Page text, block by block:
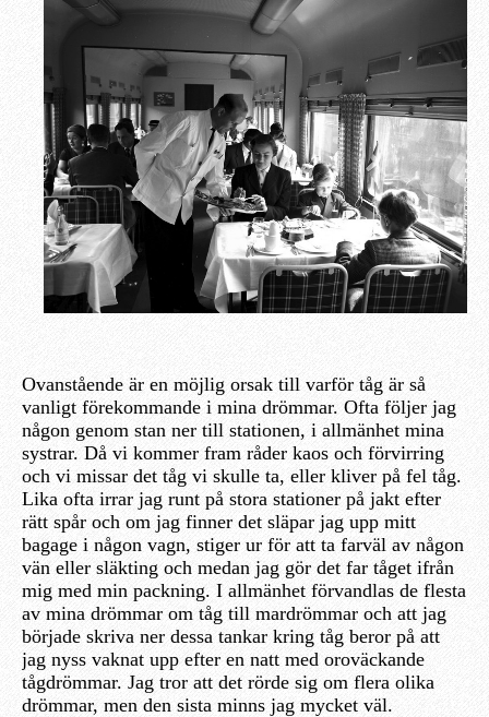
Ovanstående är en möjlig orsak till varför tåg är så
vanligt förekommande i mina drömmar. Ofta följer jag
någon genom stan ner till stationen, i allmänhet mina
systrar. Då vi kommer fram råder kaos och förvirring
och vi missar det tåg vi skulle ta, eller kliver på fel tåg.
Lika ofta irrar jag runt på stora stationer på jakt efter
rätt spår och om jag finner det släpar jag upp mitt
bagage i någon vagn, stiger ur för att ta farväl av någon
vän eller släkting och medan jag gör det far tåget ifrån
mig med min packning. I allmänhet förvandlas de flesta
av mina drömmar om tåg till mardrömmar och att jag
började skriva ner dessa tankar kring tåg beror på att
jag nyss vaknat upp efter en natt med oroväckande
tågdrömmar. Jag tror att det rörde sig om flera olika
drömmar, men den sista minns jag mycket väl.